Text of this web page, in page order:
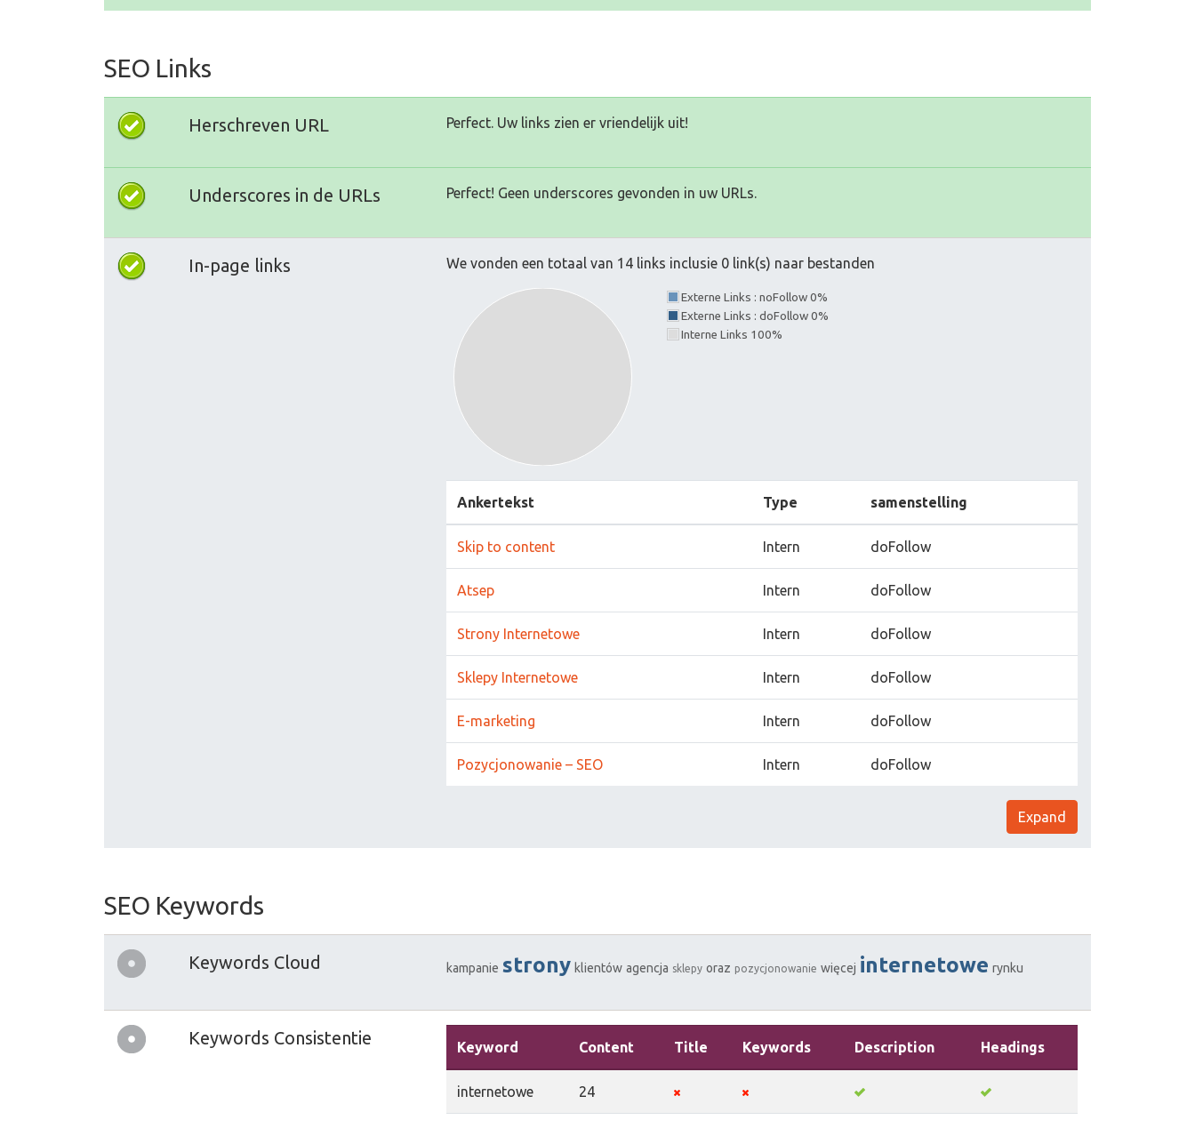
SEO Links
Herschreven URL Perfect. Uw links zien er vriendelijk uit!
Underscores in de URLs Perfect! Geen underscores gevonden in uw URLs.
In-page links We vonden een totaal van 14 links inclusie 0 link(s) naar bestanden
Externe Links : noFollow 0%
Externe Links : doFollow 0%
Interne Links 100%
Ankertekst Type samenstelling
Skip to content Intern doFollow
Atsep Intern doFollow
Strony Internetowe Intern doFollow
Sklepy Internetowe Intern doFollow
E-marketing Intern doFollow
Pozycjonowanie – SEO Intern doFollow
Expand
SEO Keywords
Keywords Cloud kampanie strony klientów agencja sklepy oraz pozycjonowanie więcej internetowe rynku
Keywords Consistentie Keyword Content Title Keywords Description Headings
internetowe 24